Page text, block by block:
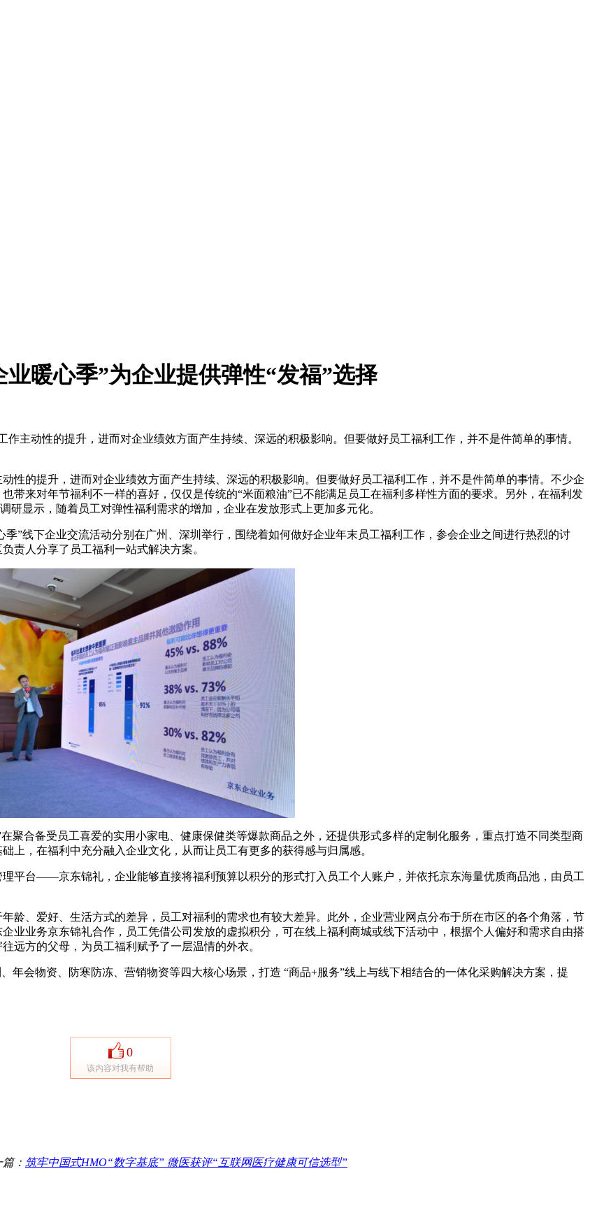
暖心季”为企业提供弹性“发福”选择
动性的提升，进而对企业绩效方面产生持续、深远的积极影响。但要做好员工福利工作，并不是件简单的事情。
的提升，进而对企业绩效方面产生持续、深远的积极影响。但要做好员工福利工作，并不是件简单的事情。不少企
带来对年节福利不一样的喜好，仅仅是传统的“米面粮油”已不能满足员工在福利多样性方面的要求。另外，在福利发
研显示，随着员工对弹性福利需求的增加，企业在发放形式上更加多元化。
线下企业交流活动分别在广州、深圳举行，围绕着如何做好企业年末员工福利工作，参会企业之间进行热烈的讨
责人分享了员工福利一站式解决方案。
合备受员工喜爱的实用小家电、健康保健类等爆款商品之外，还提供形式多样的定制化服务，重点打造不同类型商
上，在福利中充分融入企业文化，从而让员工有更多的获得感与归属感。
台——京东锦礼，企业能够直接将福利预算以积分的形式打入员工个人账户，并依托京东海量优质商品池，由员工
、爱好、生活方式的差异，员工对福利的需求也有较大差异。此外，企业营业网点分布于所在市区的各个角落，节
业业务京东锦礼合作，员工凭借公司发放的虚拟积分，可在线上福利商城或线下活动中，根据个人偏好和需求自由搭
远方的父母，为员工福利赋予了一层温情的外衣。
会物资、防寒防冻、营销物资等四大核心场景，打造 “商品+服务”线上与线下相结合的一体化采购解决方案，提
0
该内容对我有帮助
篇： 筑牢中国式HMO“数字基底” 微医获评“互联网医疗健康可信选型”